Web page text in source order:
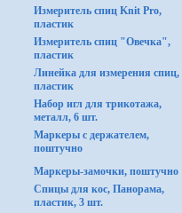
Измеритель спиц Knit Pro,
пластик
Измеритель спиц "Овечка",
пластик
Линейка для измерения спиц,
пластик
Набор игл для трикотажа,
металл, 6 шт.
Маркеры с держателем,
поштучно
Маркеры-замочки, поштучно
Спицы для кос, Панорама,
пластик, 3 шт.